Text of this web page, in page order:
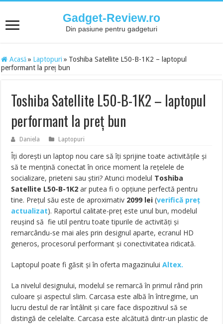
Gadget-Review.ro
Din pasiune pentru gadgeturi
Acasă » Laptopuri » Toshiba Satellite L50-B-1K2 – laptopul
performant la preț bun
Toshiba Satellite L50-B-1K2 – laptopul
performant la preț bun
Daniela Laptopuri
Îți dorești un laptop nou care să îți sprijine toate activitățile și
să te mențină conectat în orice moment la rețelele de
socializare, prieteni sau știri? Atunci modelul Toshiba
Satellite L50-B-1K2 ar putea fi o opțiune perfectă pentru
tine. Prețul său este de aproximativ 2099 lei (verifică preț
actualizat). Raportul calitate-preț este unul bun, modelul
reușind să fie util pentru toate tipurile de activități și
remarcându-se mai ales prin designul aparte, ecranul HD
generos, procesorul performant și conectivitatea ridicată.
Laptopul poate fi găsit și în oferta magazinuluiAltex.
La nivelul designului, modelul se remarcă în primul rând prin
culoare și aspectul slim. Carcasa este albă în întregime, un
lucru destul de rar întâlnit și care face dispozitivul să se
distingă de celelalte. Carcasa este alcătuită dintr-un plastic de